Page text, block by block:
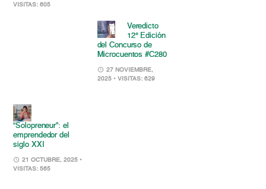
VISITAS: 605
Veredicto
12° Edición
del Concurso de
Microcuentos #C280
27 NOVIEMBRE,
2025 • VISITAS: 629
“Solopreneur”: el
emprendedor del
siglo XXI
21 OCTUBRE, 2025 •
VISITAS: 565